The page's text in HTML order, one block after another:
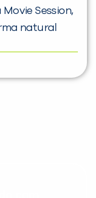
Session,
natural